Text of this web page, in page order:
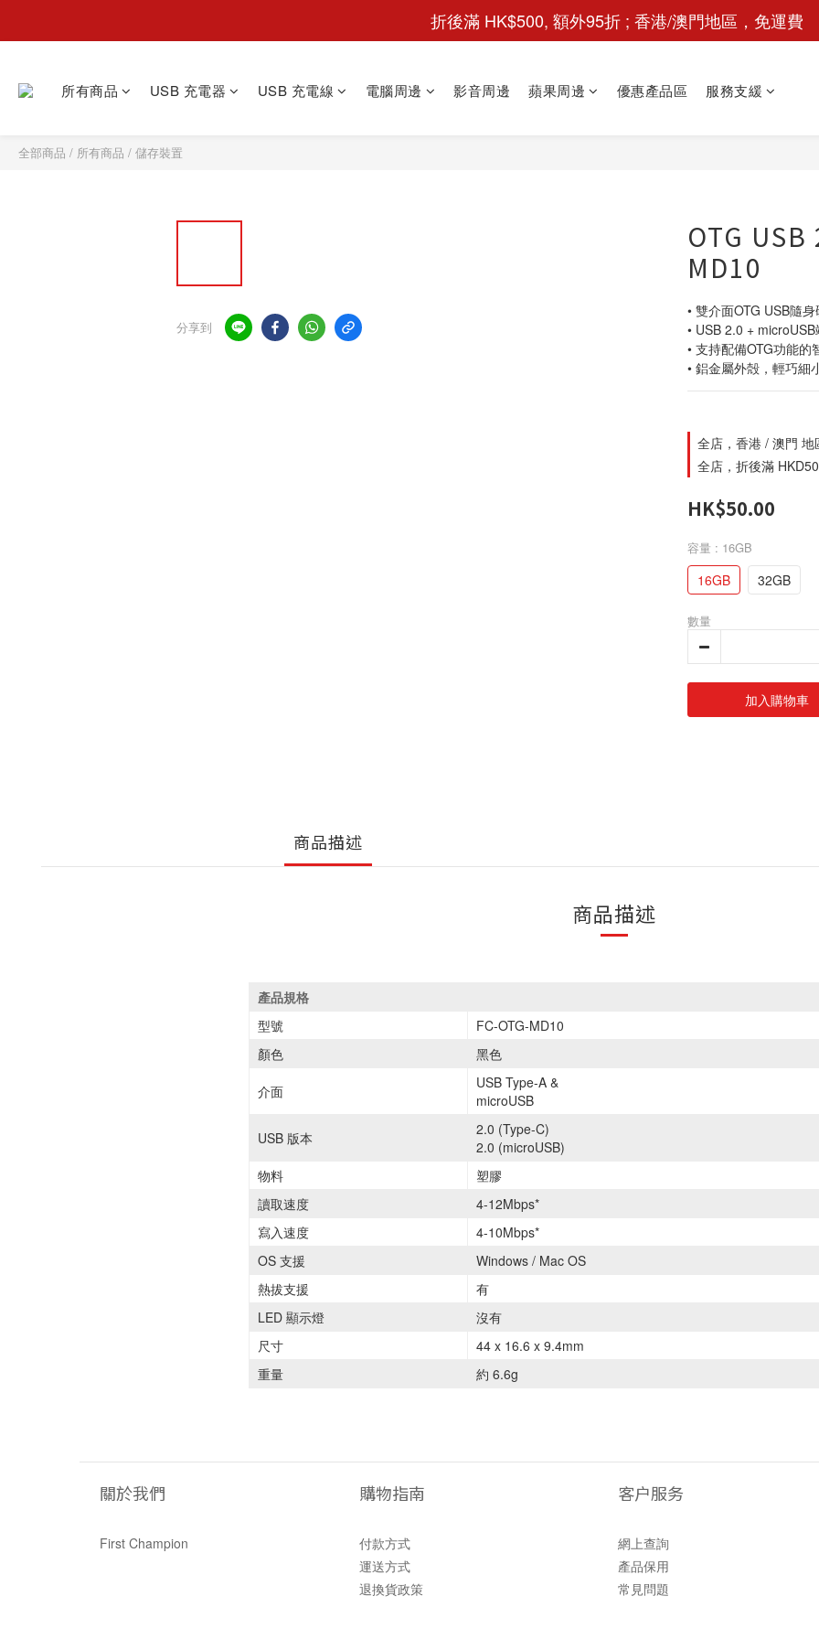
折後滿 HK$500, 額外95折 ; 香港/澳門地區，免運費
所有商品 USB 充電器 USB 充電線 電腦周邊 影音周邊 蘋果周邊 優惠產品區 服務支緩
全部商品 / 所有商品 / 儲存裝置
分享到
OTG
MD10
• 雙介面OTG USB隨身
• USB 2.0 + microUSB
• 支持配備OTG功能
• 鋁金屬外殻，輕巧細
全店，香港 / 澳門 地
全店，折後滿
HK$50.00
容量 : 16GB
16GB 32GB
數量
加入購物車
商品描述
商品描述
產品規格
型號
FC-OTG-MD10
顏色
黑色
介面
USB Type-A &
microUSB
USB 版本
2.0 (Type-C)
2.0 (microUSB)
物料
塑膠
讀取速度
4-12Mbps*
寫入速度
4-10Mbps*
OS 支援
Windows / Mac OS
熱拔支援
有
LED 顯示燈
沒有
尺寸
44 x 16.6 x 9.4mm
重量
約 6.6g
關於我們
First Champion
購物指南
付款方式
運送方式
退換貨政策
客户服务
網上查詢
產品保用
常見問題